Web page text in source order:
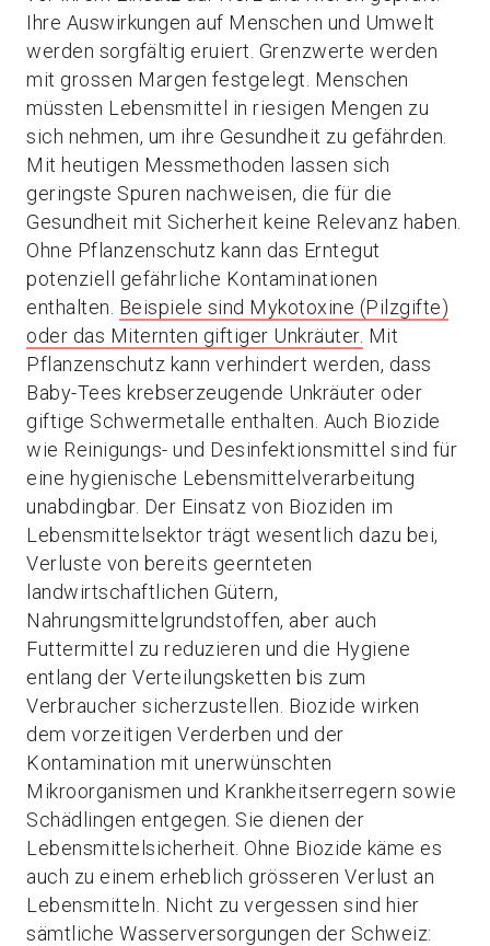
Ihre Auswirkungen auf Menschen und Umwelt
werden sorgfältig eruiert. Grenzwerte werden
mit grossen Margen festgelegt. Menschen
müssten Lebensmittel in riesigen Mengen zu
sich nehmen, um ihre Gesundheit zu gefährden.
Mit heutigen Messmethoden lassen sich
geringste Spuren nachweisen, die für die
Gesundheit mit Sicherheit keine Relevanz haben.
Ohne Pflanzenschutz kann das Erntegut
potenziell gefährliche Kontaminationen
enthalten. Beispiele sind Mykotoxine (Pilzgifte)
oder das Miternten giftiger Unkräuter. Mit
Pflanzenschutz kann verhindert werden, dass
Baby-Tees krebserzeugende Unkräuter oder
giftige Schwermetalle enthalten. Auch Biozide
wie Reinigungs- und Desinfektionsmittel sind für
eine hygienische Lebensmittelverarbeitung
unabdingbar. Der Einsatz von Bioziden im
Lebensmittelsektor trägt wesentlich dazu bei,
Verluste von bereits geernteten
landwirtschaftlichen Gütern,
Nahrungsmittelgrundstoffen, aber auch
Futtermittel zu reduzieren und die Hygiene
entlang der Verteilungsketten bis zum
Verbraucher sicherzustellen. Biozide wirken
dem vorzeitigen Verderben und der
Kontamination mit unerwünschten
Mikroorganismen und Krankheitserregern sowie
Schädlingen entgegen. Sie dienen der
Lebensmittelsicherheit. Ohne Biozide käme es
auch zu einem erheblich grösseren Verlust an
Lebensmitteln. Nicht zu vergessen sind hier
sämtliche Wasserversorgungen der Schweiz: